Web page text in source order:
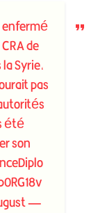
de
Syrie,
pas
été
son
— La Cimade (@lacimade)